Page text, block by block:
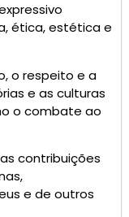
ética, estética e
o respeito e a
e as culturas
o combate ao
contribuições
e de outros